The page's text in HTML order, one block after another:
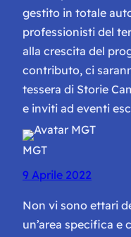
gestito in totale
professionisti del
alla crescita del
contributo, ci
tessera di Storie
e inviti ad eventi
MGT
9 Aprile 2022
Non vi sono ettari
un’area specifica e